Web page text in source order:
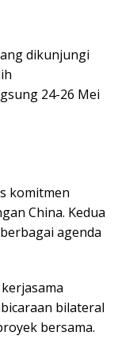
dikunjungi
24-26 Mei
komitmen
China. Kedua
agenda
bilateral
bersama.